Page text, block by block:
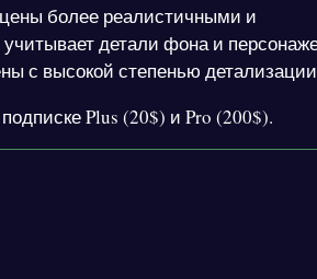
более реалистичными и
детали фона и
с высокой степенью
Plus (20$) и Pro (200$).